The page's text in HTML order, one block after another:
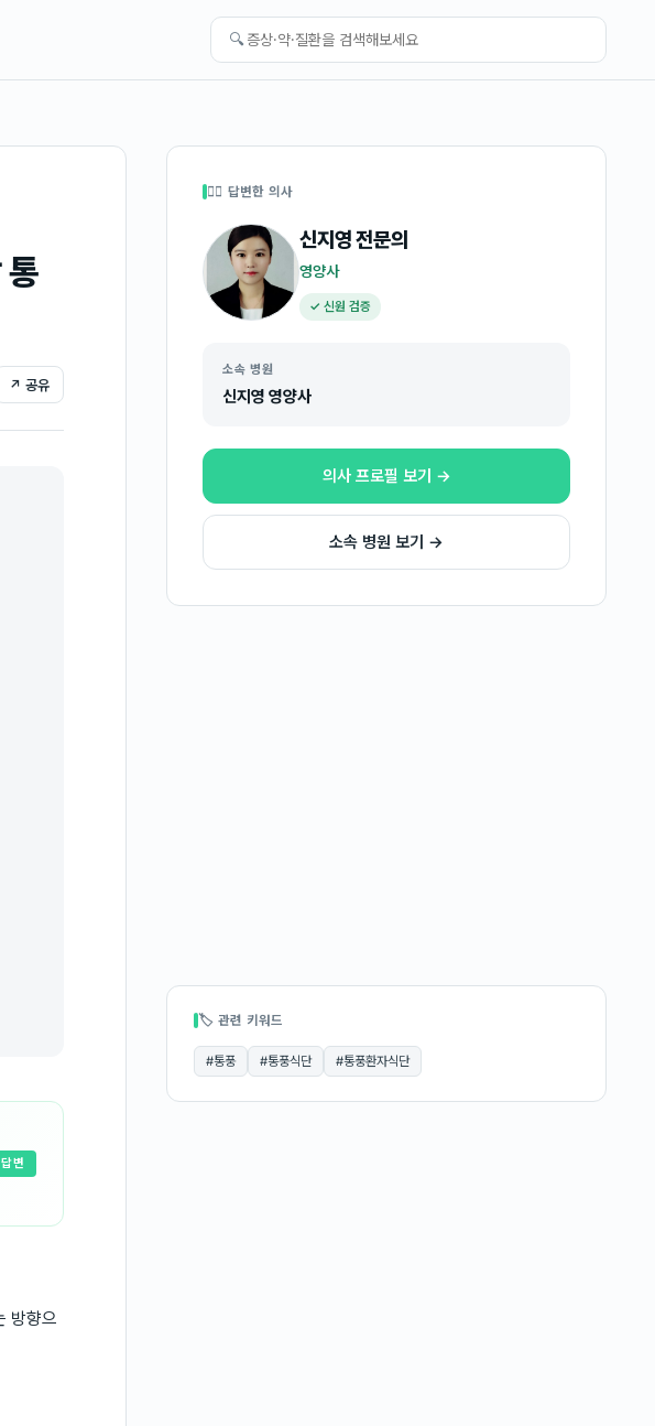
🔍
↗ 공유
변
방향으
👩‍⚕️ 답변한 의사
신지영전문의
영양사
✓ 신원 검증
소속 병원
신지영 영양사
의사 프로필 보기 →
소속 병원 보기 →
🏷 관련 키워드
#통풍 #통풍식단 #통풍환자식단